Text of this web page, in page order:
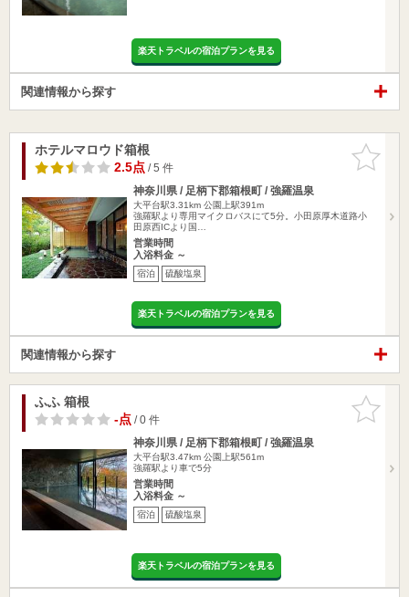
楽天トラベルの宿泊プランを見る
関連情報から探す
お気に入
りに追加
ホテルマロウド箱根
2.5点/ 5 件
神奈川県 / 足柄下郡箱根町 / 強羅温泉
大平台駅3.31km 公園上駅391m
強羅駅より専用マイクロバスにて5分。小田原厚木道路小
田原西ICより国…
営業時間
入浴料金 ～
宿泊 硫酸塩泉
楽天トラベルの宿泊プランを見る
関連情報から探す
お気に入
りに追加
ふふ 箱根
-点/ 0 件
神奈川県 / 足柄下郡箱根町 / 強羅温泉
大平台駅3.47km 公園上駅561m
強羅駅より車で5分
営業時間
入浴料金 ～
宿泊 硫酸塩泉
楽天トラベルの宿泊プランを見る